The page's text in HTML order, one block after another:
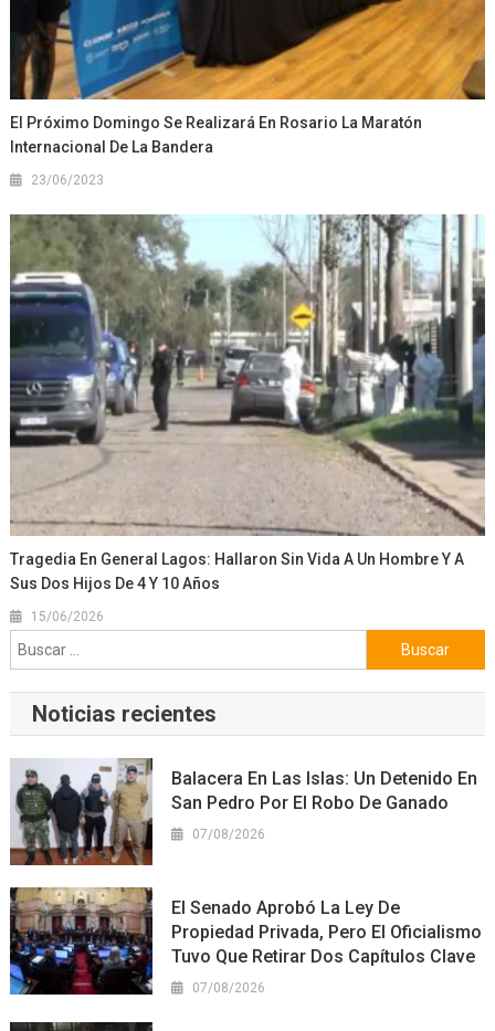
El Próximo Domingo Se Realizará En Rosario La Maratón
Internacional De La Bandera
23/06/2023
Tragedia En General Lagos: Hallaron Sin Vida A Un Hombre Y A
Sus Dos Hijos De 4 Y 10 Años
15/06/2026
Buscar:
Noticias recientes
Balacera En Las Islas: Un Detenido En
San Pedro Por El Robo De Ganado
07/08/2026
El Senado Aprobó La Ley De
Propiedad Privada, Pero El Oficialismo
Tuvo Que Retirar Dos Capítulos Clave
07/08/2026